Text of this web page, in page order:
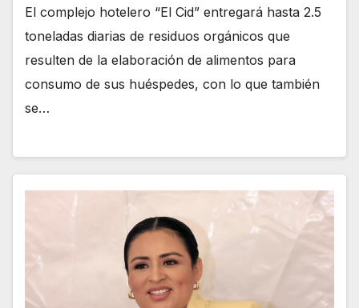
El complejo hotelero “El Cid” entregará hasta 2.5
toneladas diarias de residuos orgánicos que
resulten de la elaboración de alimentos para
consumo de sus huéspedes, con lo que también
se…